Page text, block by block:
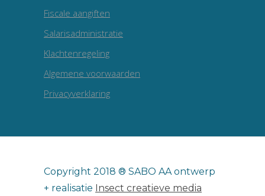
Fiscale aangiften
Salarisadministratie
Klachtenregeling
Algemene voorwaarden
Privacyverklaring
Copyright 2018 ® SABO AA ontwerp
+ realisatie Insect creatieve media